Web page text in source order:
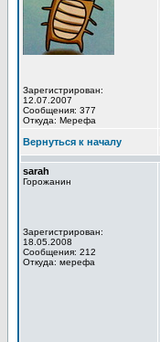
Зарегистрирован:
12.07.2007
Сообщения: 377
Откуда: Мерефа
Вернуться к началу
sarah
Горожанин
Зарегистрирован:
18.05.2008
Сообщения: 212
Откуда: мерефа